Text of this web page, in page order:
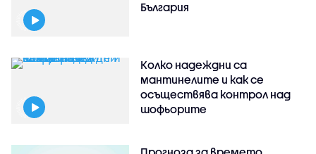
България
Колко надеждни са
мантинелите и как се
осъществява контрол над
шофьорите